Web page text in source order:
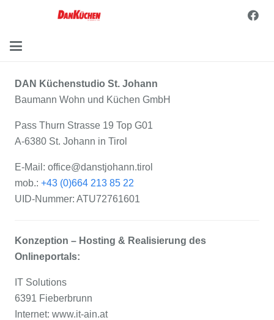
DAN Küchenstudio St. Johann
Baumann Wohn und Küchen GmbH
Pass Thurn Strasse 19 Top G01
A-6380 St. Johann in Tirol
E-Mail: office@danstjohann.tirol
mob.: +43 (0)664 213 85 22
UID-Nummer: ATU72761601
Konzeption – Hosting & Realisierung des
Onlineportals:
IT Solutions
6391 Fieberbrunn
Internet: www.it-ain.at